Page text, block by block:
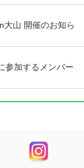
大山 開催のお知ら
参加するメンバー